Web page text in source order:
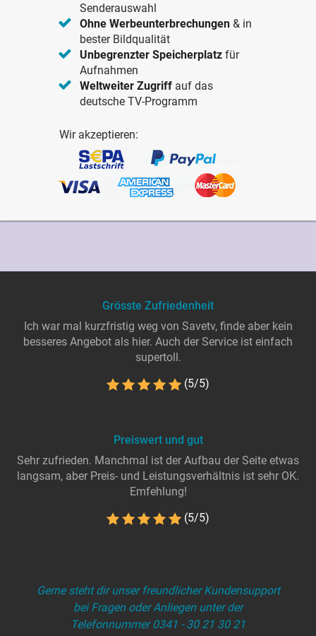
Senderauswahl
Ohne Werbeunterbrechungen & in
bester Bildqualität
Unbegrenzter Speicherplatz für
Aufnahmen
Weltweiter Zugriff auf das
deutsche TV-Programm
Wir akzeptieren:
Grösste Zufriedenheit
Ich war mal kurzfristig weg von Savetv, finde aber kein
besseres Angebot als hier. Auch der Service ist einfach
supertoll.
(5/5)
Preiswert und gut
Sehr zufrieden. Manchmal ist der Aufbau der Seite etwas
langsam, aber Preis- und Leistungsverhältnis ist sehr OK.
Emfehlung!
(5/5)
Gerne steht dir unser freundlicher Kundensupport
bei Fragen oder Anliegen unter der
Telefonnummer 0341 - 30 21 30 21